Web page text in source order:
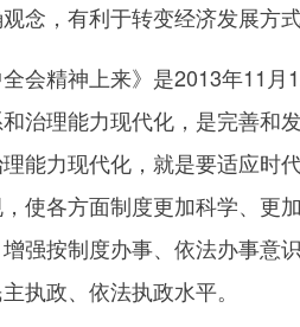
念，有利于转变经济发展方
精神上来》是2013年11月
治理能力现代化，是完善和
能力现代化，就是要适应时
使各方面制度更加科学、更
强按制度办事、依法办事意
执政、依法执政水平。